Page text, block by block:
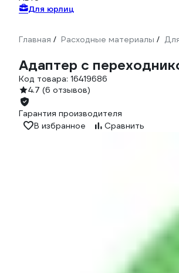
Для юрлиц
Главная / Расходные материалы /
Адаптер с
Код товара: 16419686
4.7 (6 отзывов)
Гарантия производителя
В избранное
Сравнить